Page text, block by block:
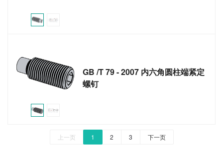
GB /T 79 - 2007 内六角圆柱端紧定
螺钉
上一页 1 2 3 下一页